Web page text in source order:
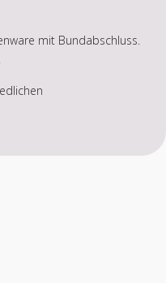
mit Bundabschluss.